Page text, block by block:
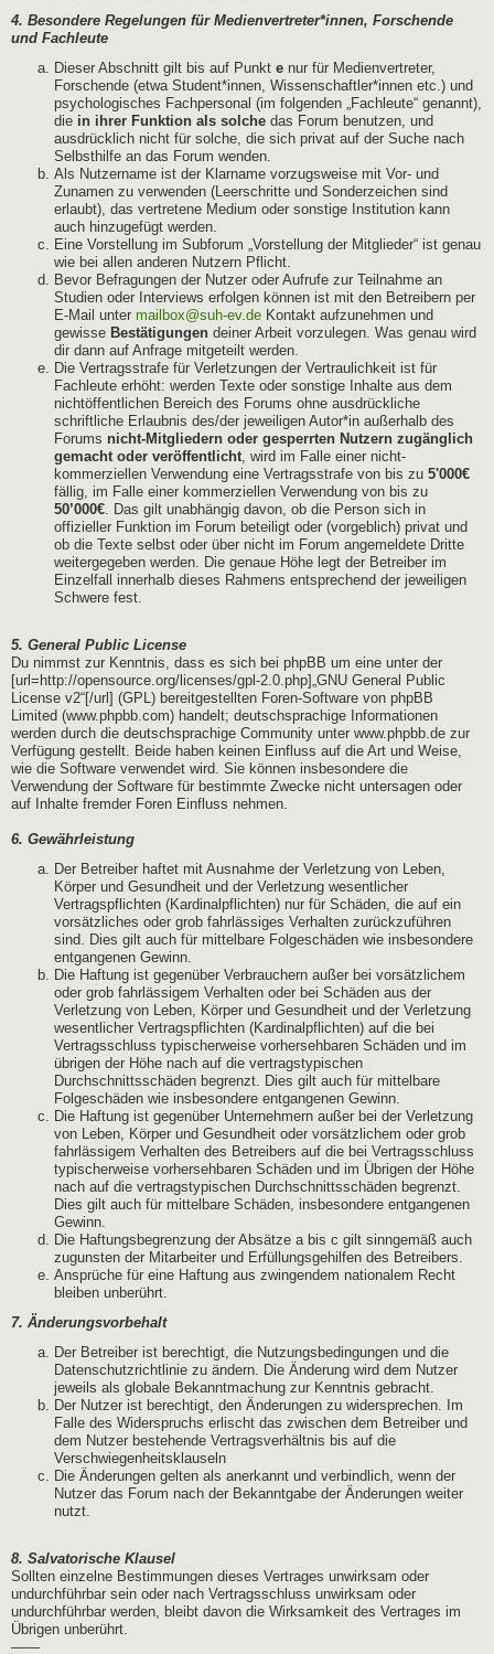
4. Besondere Regelungen für Medienvertreter*innen, Forschende
und Fachleute
Dieser Abschnitt gilt bis auf Punkt e nur für Medienvertreter,
Forschende (etwa Student*innen, Wissenschaftler*innen etc.) und
psychologisches Fachpersonal (im folgenden „Fachleute“ genannt),
die in ihrer Funktion als solche das Forum benutzen, und
ausdrücklich nicht für solche, die sich privat auf der Suche nach
Selbsthilfe an das Forum wenden.
Als Nutzername ist der Klarname vorzugsweise mit Vor- und
Zunamen zu verwenden (Leerschritte und Sonderzeichen sind
erlaubt), das vertretene Medium oder sonstige Institution kann
auch hinzugefügt werden.
Eine Vorstellung im Subforum „Vorstellung der Mitglieder“ ist genau
wie bei allen anderen Nutzern Pflicht.
Bevor Befragungen der Nutzer oder Aufrufe zur Teilnahme an
Studien oder Interviews erfolgen können ist mit den Betreibern per
E-Mail unter mailbox@suh-ev.de Kontakt aufzunehmen und
gewisse Bestätigungen deiner Arbeit vorzulegen. Was genau wird
dir dann auf Anfrage mitgeteilt werden.
Die Vertragsstrafe für Verletzungen der Vertraulichkeit ist für
Fachleute erhöht: werden Texte oder sonstige Inhalte aus dem
nichtöffentlichen Bereich des Forums ohne ausdrückliche
schriftliche Erlaubnis des/der jeweiligen Autor*in außerhalb des
Forums nicht-Mitgliedern oder gesperrten Nutzern zugänglich
gemacht oder veröffentlicht , wird im Falle einer nicht-
kommerziellen Verwendung eine Vertragsstrafe von bis zu 5'000€
fällig, im Falle einer kommerziellen Verwendung von bis zu
50’000€ . Das gilt unabhängig davon, ob die Person sich in
offizieller Funktion im Forum beteiligt oder (vorgeblich) privat und
ob die Texte selbst oder über nicht im Forum angemeldete Dritte
weitergegeben werden. Die genaue Höhe legt der Betreiber im
Einzelfall innerhalb dieses Rahmens entsprechend der jeweiligen
Schwere fest.
5. General Public License
Du nimmst zur Kenntnis, dass es sich bei phpBB um eine unter der
[url=http://opensource.org/licenses/gpl-2.0.php]„GNU General Public
License v2“[/url] (GPL) bereitgestellten Foren-Software von phpBB
Limited (www.phpbb.com) handelt; deutschsprachige Informationen
werden durch die deutschsprachige Community unter www.phpbb.de zur
Verfügung gestellt. Beide haben keinen Einfluss auf die Art und Weise,
wie die Software verwendet wird. Sie können insbesondere die
Verwendung der Software für bestimmte Zwecke nicht untersagen oder
auf Inhalte fremder Foren Einfluss nehmen.
6. Gewährleistung
Der Betreiber haftet mit Ausnahme der Verletzung von Leben,
Körper und Gesundheit und der Verletzung wesentlicher
Vertragspflichten (Kardinalpflichten) nur für Schäden, die auf ein
vorsätzliches oder grob fahrlässiges Verhalten zurückzuführen
sind. Dies gilt auch für mittelbare Folgeschäden wie insbesondere
entgangenen Gewinn.
Die Haftung ist gegenüber Verbrauchern außer bei vorsätzlichem
oder grob fahrlässigem Verhalten oder bei Schäden aus der
Verletzung von Leben, Körper und Gesundheit und der Verletzung
wesentlicher Vertragspflichten (Kardinalpflichten) auf die bei
Vertragsschluss typischerweise vorhersehbaren Schäden und im
übrigen der Höhe nach auf die vertragstypischen
Durchschnittsschäden begrenzt. Dies gilt auch für mittelbare
Folgeschäden wie insbesondere entgangenen Gewinn.
Die Haftung ist gegenüber Unternehmern außer bei der Verletzung
von Leben, Körper und Gesundheit oder vorsätzlichem oder grob
fahrlässigem Verhalten des Betreibers auf die bei Vertragsschluss
typischerweise vorhersehbaren Schäden und im Übrigen der Höhe
nach auf die vertragstypischen Durchschnittsschäden begrenzt.
Dies gilt auch für mittelbare Schäden, insbesondere entgangenen
Gewinn.
Die Haftungsbegrenzung der Absätze a bis c gilt sinngemäß auch
zugunsten der Mitarbeiter und Erfüllungsgehilfen des Betreibers.
Ansprüche für eine Haftung aus zwingendem nationalem Recht
bleiben unberührt.
7. Änderungsvorbehalt
Der Betreiber ist berechtigt, die Nutzungsbedingungen und die
Datenschutzrichtlinie zu ändern. Die Änderung wird dem Nutzer
jeweils als globale Bekanntmachung zur Kenntnis gebracht.
Der Nutzer ist berechtigt, den Änderungen zu widersprechen. Im
Falle des Widerspruchs erlischt das zwischen dem Betreiber und
dem Nutzer bestehende Vertragsverhältnis bis auf die
Verschwiegenheitsklauseln
Die Änderungen gelten als anerkannt und verbindlich, wenn der
Nutzer das Forum nach der Bekanntgabe der Änderungen weiter
nutzt.
8. Salvatorische Klausel
Sollten einzelne Bestimmungen dieses Vertrages unwirksam oder
undurchführbar sein oder nach Vertragsschluss unwirksam oder
undurchführbar werden, bleibt davon die Wirksamkeit des Vertrages im
Übrigen unberührt.
——